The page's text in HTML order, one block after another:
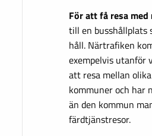
För att få resa
till en busshållplats
håll. Närtrafiken
exempelvis utanför
att resa mellan
kommuner och har
än den kommun
färdtjänstresor.